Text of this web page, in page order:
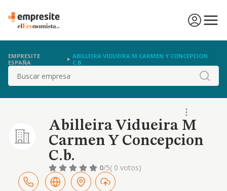
EMPRESITE
ESPAÑA
ABILLEIRA VIDUEIRA M CARMEN Y CONCEPCION
C.B.
Buscar
Abilleira Vidueira M
Carmen Y Concepcion
C.b.
0/5( 0 votos)